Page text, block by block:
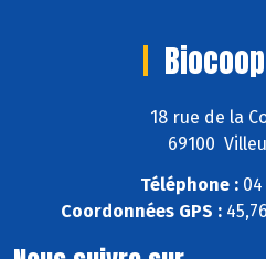
18 rue de la
69100
Téléphone :04
Coordonnées GPS :